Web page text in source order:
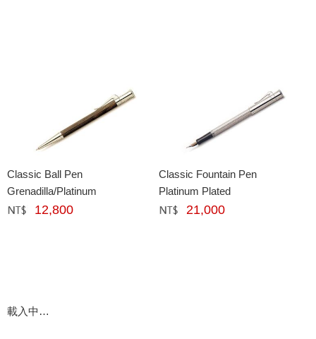
Classic Ball Pen
Grenadilla/Platinum
網購﹕ 12,800
Classic Fountain Pen
Platinum Plated
網購﹕ 21,000
載入中…